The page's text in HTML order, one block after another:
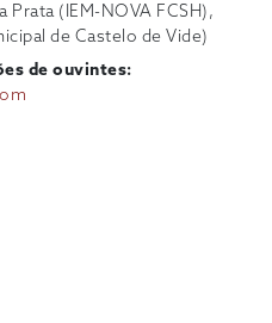
Prata (IEM-NOVA FCSH),
de Castelo de Vide)
de ouvintes: